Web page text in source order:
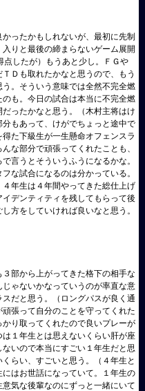
ったかもしれないが、最初に先制
りと最後の締まらないゲーム展開
したが）もうあと少し。ＦＧや
Ｄも取れたかなと思うので、もう
。そういう意味では全然不完全燃
も。今日の試合は本当に不完全燃
ったかなと思う。（木村主将はけ
もあって、けがでちょっと途中で
た下級生が一生懸命オフェンスラ
な部分で頑張ってくれたことも、
言うとそういうふうになるかな。
な試合になるのは分かっている。
年生は４年間やってきた総仕上げ
デンティティを残してもらって後
方をしていければ良いなと思う。
部から上がってきた格下の相手な
ゃないかなっていうのが率直な意
だと思う。（ロングパスが良く通
張って自分のことを守ってくれた
り取ってくれたので良いプレーが
１年生とは思えないくらい肝が座
いので本当にすごい１年生だと思
らい、すごいと思う。（４年生と
はお世話になっていて。１年生の
気な後輩なのにずっと一緒にいて